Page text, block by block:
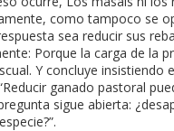
como tampoco se
sea reducir sus
Porque la carga de la
Y concluye
ganado pastoral
sigue abierta: